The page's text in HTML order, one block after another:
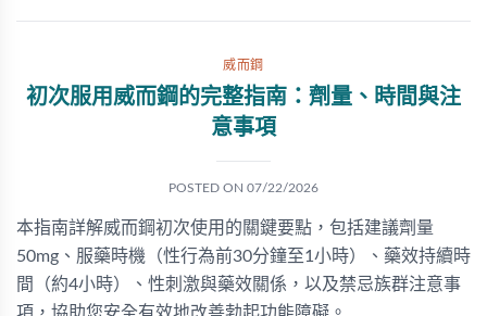
威而鋼
初次服用威而鋼的完整指南：劑量、時間與注
意事項
POSTED ON 07/22/2026
本指南詳解威而鋼初次使用的關鍵要點，包括建議劑量
50mg、服藥時機（性行為前30分鐘至1小時）、藥效持續時
間（約4小時）、性刺激與藥效關係，以及禁忌族群注意事